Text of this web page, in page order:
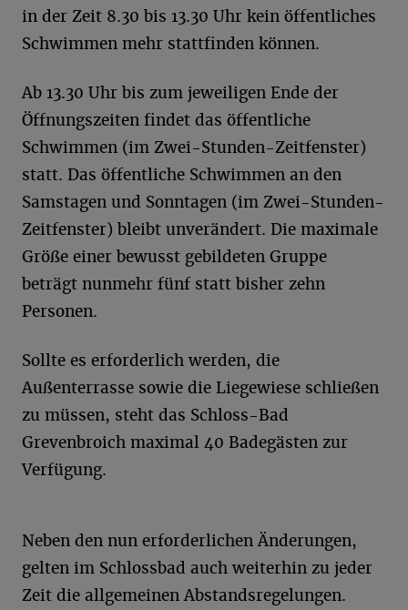
in der Zeit 8.30 bis 13.30 Uhr kein öffentliches
Schwimmen mehr stattfinden können.
Ab 13.30 Uhr bis zum jeweiligen Ende der
Öffnungszeiten findet das öffentliche
Schwimmen (im Zwei-Stunden-Zeitfenster)
statt. Das öffentliche Schwimmen an den
Samstagen und Sonntagen (im Zwei-Stunden-
Zeitfenster) bleibt unverändert. Die maximale
Größe einer bewusst gebildeten Gruppe
beträgt nunmehr fünf statt bisher zehn
Personen.
Sollte es erforderlich werden, die
Außenterrasse sowie die Liegewiese schließen
zu müssen, steht das Schloss-Bad
Grevenbroich maximal 40 Badegästen zur
Verfügung.
Neben den nun erforderlichen Änderungen,
gelten im Schlossbad auch weiterhin zu jeder
Zeit die allgemeinen Abstandsregelungen.